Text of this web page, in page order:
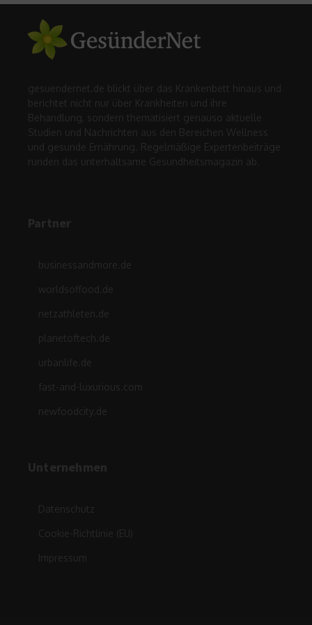
gesuendernet.de blickt über das Krankenbett hinaus und
berichtet nicht nur über Krankheiten und ihre
Behandlung, sondern thematisiert genauso aktuelle
Studien und Nachrichten aus den Bereichen Wellness
und gesunde Ernährung. Regelmäßige Expertenbeiträge
runden das unterhaltsame Gesundheitsmagazin ab.
Partner
businessandmore.de
worldsoffood.de
netzathleten.de
planetoftech.de
urbanlife.de
fast-and-luxurious.com
newfoodcity.de
Unternehmen
Datenschutz
Cookie-Richtlinie (EU)
Impressum